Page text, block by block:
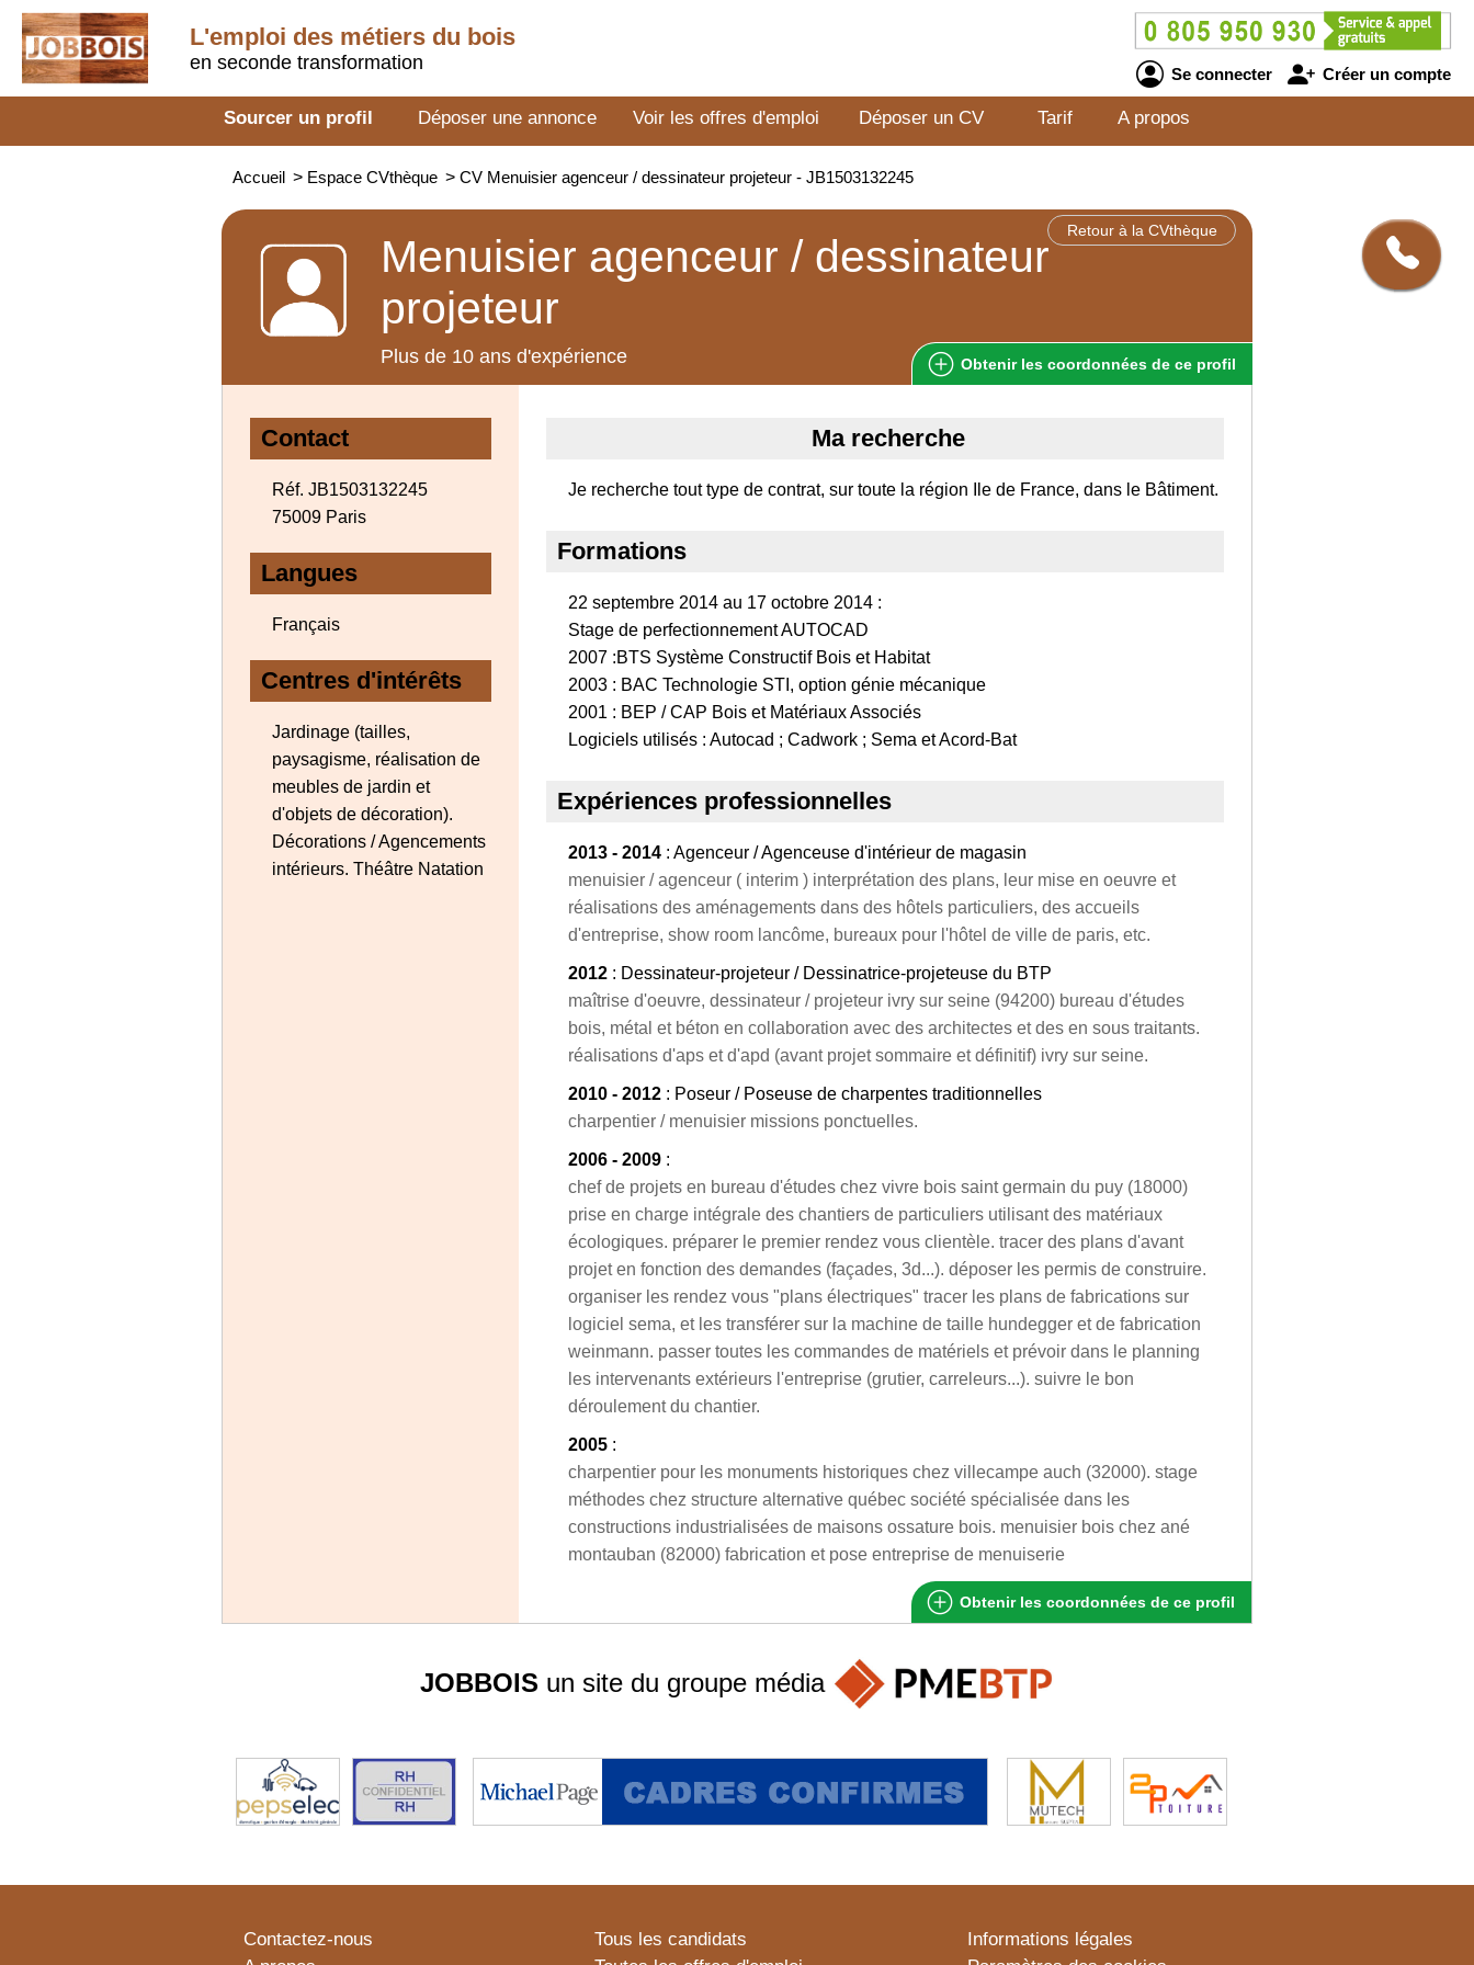
L'emploi des métiers du bois
en seconde transformation
Se connecter Créer un compte
Sourcer un profil Déposer une annonce Voir les offres d'emploi Déposer un CV Tarif A propos
Accueil > Espace CVthèque > CV Menuisier agenceur / dessinateur projeteur - JB1503132245
Retour à la CVthèque
Menuisier agenceur / dessinateur
projeteur
Plus de 10 ans d'expérience Obtenir les coordonnées de ce profil
Contact
Réf. JB1503132245
75009 Paris
Langues
Français
Centres d'intérêts
Jardinage (tailles,
paysagisme, réalisation de
meubles de jardin et
d'objets de décoration).
Décorations / Agencements
intérieurs. Théâtre Natation
Ma recherche
Je recherche tout type de contrat, sur toute la région Ile de France, dans le Bâtiment.
Formations
22 septembre 2014 au 17 octobre 2014 :
Stage de perfectionnement AUTOCAD
2007 :BTS Système Constructif Bois et Habitat
2003 : BAC Technologie STI, option génie mécanique
2001 : BEP / CAP Bois et Matériaux Associés
Logiciels utilisés : Autocad ; Cadwork ; Sema et Acord-Bat
Expériences professionnelles
2013 - 2014 : Agenceur / Agenceuse d'intérieur de magasin
menuisier / agenceur ( interim ) interprétation des plans, leur mise en oeuvre et
réalisations des aménagements dans des hôtels particuliers, des accueils
d'entreprise, show room lancôme, bureaux pour l'hôtel de ville de paris, etc.
2012 : Dessinateur-projeteur / Dessinatrice-projeteuse du BTP
maîtrise d'oeuvre, dessinateur / projeteur ivry sur seine (94200) bureau d'études
bois, métal et béton en collaboration avec des architectes et des en sous traitants.
réalisations d'aps et d'apd (avant projet sommaire et définitif) ivry sur seine.
2010 - 2012 : Poseur / Poseuse de charpentes traditionnelles
charpentier / menuisier missions ponctuelles.
2006 - 2009 :
chef de projets en bureau d'études chez vivre bois saint germain du puy (18000)
prise en charge intégrale des chantiers de particuliers utilisant des matériaux
écologiques. préparer le premier rendez vous clientèle. tracer des plans d'avant
projet en fonction des demandes (façades, 3d...). déposer les permis de construire.
organiser les rendez vous "plans électriques" tracer les plans de fabrications sur
logiciel sema, et les transférer sur la machine de taille hundegger et de fabrication
weinmann. passer toutes les commandes de matériels et prévoir dans le planning
les intervenants extérieurs l'entreprise (grutier, carreleurs...). suivre le bon
déroulement du chantier.
2005 :
charpentier pour les monuments historiques chez villecampe auch (32000). stage
méthodes chez structure alternative québec société spécialisée dans les
constructions industrialisées de maisons ossature bois. menuisier bois chez ané
montauban (82000) fabrication et pose entreprise de menuiserie
Obtenir les coordonnées de ce profil
JOBBOIS un site du groupe média
Contactez-nous
Tous les candidats
Informations légales